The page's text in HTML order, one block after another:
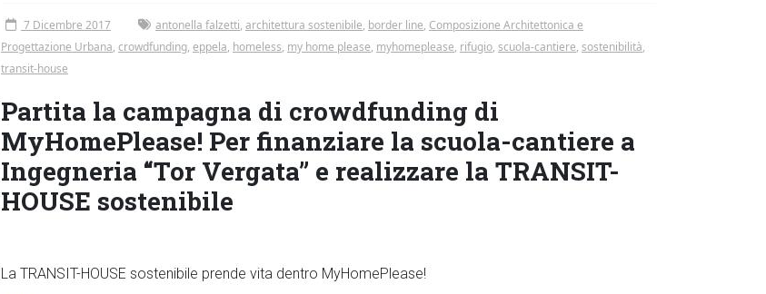
7 Dicembre 2017 antonella falzetti, architettura sostenibile, border line, Composizione Architettonica e
Progettazione Urbana, crowdfunding, eppela, homeless, my home please, myhomeplease, rifugio, scuola-cantiere, sostenibilità,
transit-house
Partita la campagna di crowdfunding di
MyHomePlease! Per finanziare la scuola-cantiere a
Ingegneria “Tor Vergata” e realizzare la TRANSIT-
HOUSE sostenibile
La TRANSIT-HOUSE sostenibile prende vita dentro MyHomePlease!